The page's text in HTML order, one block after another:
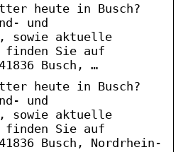
heute in Busch?
und
sowie aktuelle
finden Sie auf
Busch, …
heute in Busch?
und
sowie aktuelle
finden Sie auf
Busch, Nordrhein-